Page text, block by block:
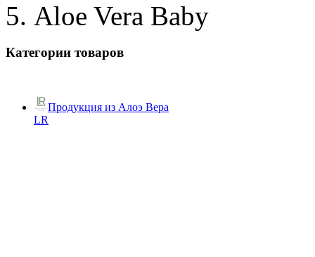
Aloe Vera Baby
Категории товаров
Продукция из Алоэ Вера
LR